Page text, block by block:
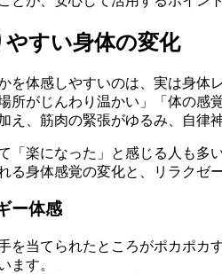
すい身体の変化
を体感しやすいのは、実は身体
所がじんわり温かい」「体の感
え、筋肉の緊張がゆるみ、自律
「楽になった」と感じる人も多
る身体感覚の変化と、リラクゼ
ー体感
を当てられたところがポカポ
ます。